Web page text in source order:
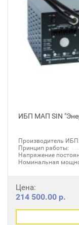
ИБП МАП SIN
Производитель ИБП:
Принцип работы:
Напряжение
Номинальная
Цена:
214 500.00 р.